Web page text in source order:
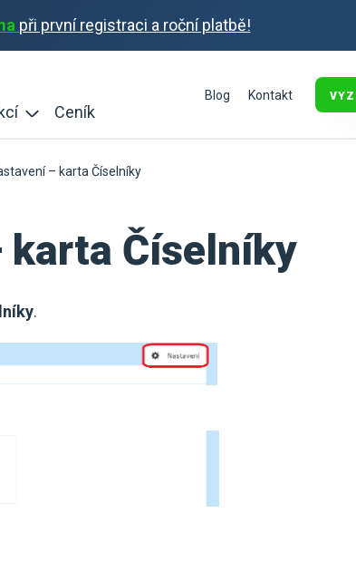
při první registraci a roční platbě!
Ceník
Blog
Kontakt
– karta Číselníky
karta Číselníky
.